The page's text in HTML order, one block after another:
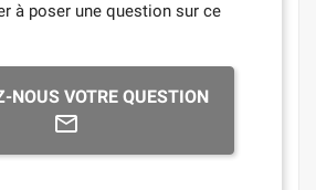
à poser une question sur ce
NOUS VOTRE QUESTION